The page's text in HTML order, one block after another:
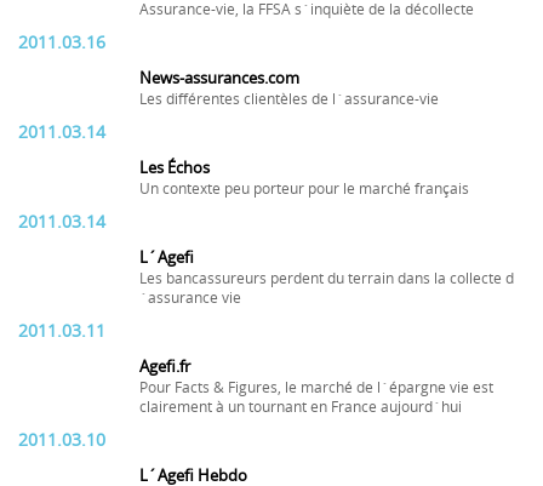
Assurance-vie, la FFSA s´inquiète de la décollecte
2011.03.16
News-assurances.com
Les différentes clientèles de l´assurance-vie
2011.03.14
Les Échos
Un contexte peu porteur pour le marché français
2011.03.14
L´Agefi
Les bancassureurs perdent du terrain dans la collecte d
´assurance vie
2011.03.11
Agefi.fr
Pour Facts & Figures, le marché de l´épargne vie est
clairement à un tournant en France aujourd´hui
2011.03.10
L´Agefi Hebdo